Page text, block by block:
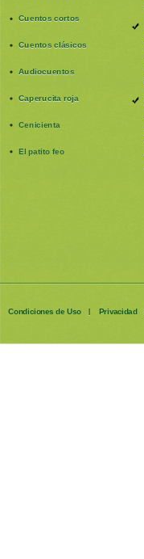
Cuentos cortos
Cuentos clásicos
Audiocuentos
Caperucita roja
Cenicienta
El patito feo
Condiciones de Uso | Privacidad